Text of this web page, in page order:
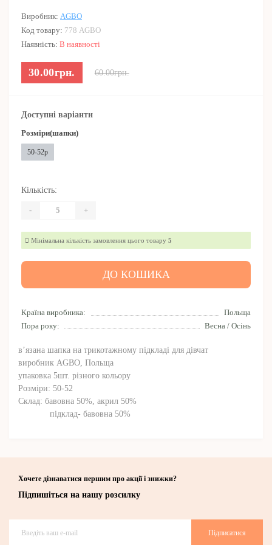
Виробник: AGBO
Код товару: 778 AGBO
Наявність: В наявності
30.00грн. 60.00грн.
Країна виробника:
Польща
Пора року:
Весна / Осінь
в’язана шапка на трикотажному підкладі для дівчат
виробник AGBO, Польща
упаковка 5шт. різного кольору
Розміри: 50-52
Склад: бавовна 50%, акрил 50%
підклад- бавовна 50%
Доступні варіанти
Розміри(шапки)
50-52р
Кількість:
- +
Мінімальна кількість замовлення цього товару 5
ДО КОШИКА
Хочете дізнаватися першим про акції і знижки?
Підпишіться на нашу розсилку
Підписатися